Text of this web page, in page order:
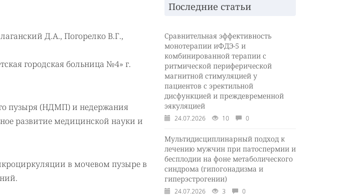
Д.А., Погорелко В.Г.,
городская больница №4» г.
пузыря (НДМП) и недержания
развитие медицинской науки и
в мочевом пузыре в
Последние статьи
Сравнительная эффективность
монотерапии иФДЭ-5 и
комбинированной терапии с
ритмической периферической
магнитной стимуляцией у
пациентов с эректильной
дисфункцией и преждевременной
эякуляцией
24.07.2026 10 0
Мультидисциплинарный подход к
лечению мужчин при патоспермии и
бесплодии на фоне метаболического
синдрома (гипогонадизма и
гиперэстрогении)
24.07.2026 3 0